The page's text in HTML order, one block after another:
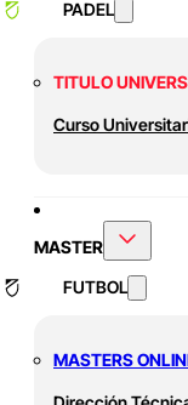
PADEL
TITULO
Curso
MASTER
FUTBOL
MASTERS